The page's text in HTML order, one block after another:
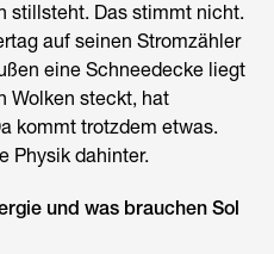
stillsteht. Das stimmt nicht.
auf seinen Stromzähler
eine Schneedecke liegt
Wolken steckt, hat
kommt trotzdem etwas.
Physik dahinter.
und was brauchen Sol